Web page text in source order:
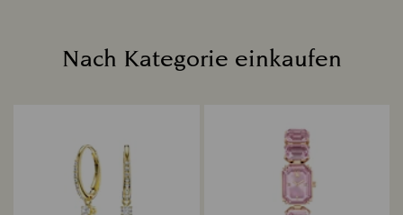
Nach Kategorie einkaufen